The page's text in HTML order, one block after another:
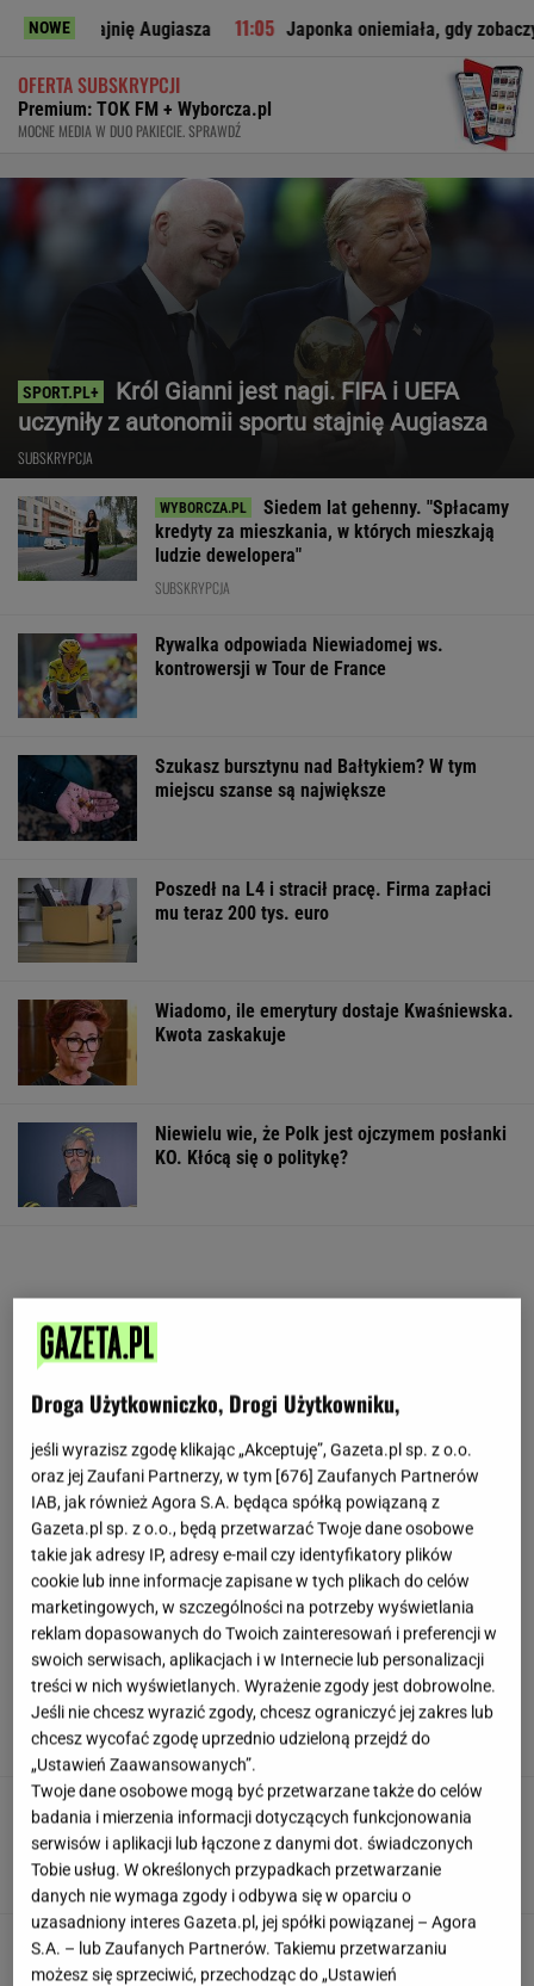
NOWE Japonka oniemiała, gdy zobaczyła to w polskim
OFERTA SUBSKRYPCJI
Premium: TOK FM + Wyborcza.pl
MOCNE MEDIA W DUO PAKIECIE. SPRAWDŹ
Król Gianni jest nagi. FIFA i UEFA
uczyniły z autonomii sportu stajnię Augiasza
SUBSKRYPCJA
Siedem lat gehenny. "Spłacamy
kredyty za mieszkania, w których mieszkają
ludzie dewelopera"
SUBSKRYPCJA
Rywalka odpowiada Niewiadomej ws.
kontrowersji w Tour de France
Szukasz bursztynu nad Bałtykiem? W tym
miejscu szanse są największe
Poszedł na L4 i stracił pracę. Firma zapłaci
mu teraz 200 tys. euro
Wiadomo, ile emerytury dostaje Kwaśniewska.
Kwota zaskakuje
Niewielu wie, że Polk jest ojczymem posłanki
KO. Kłócą się o politykę?
Nowy sojusz na Bliskim Wschodzie. Chcą być
jak NATO
Zamówili produkty za pół
miliona. Ekspert ocenia składniki, które trafią
do kuchni prezydenta
ALEKSANDRA PIETROW
Quiz czytelniczy. Te tytuły powinien znać
każdy wykształcony człowiek!
Droga Użytkowniczko, Drogi Użytkowniku,
jeśli wyrazisz zgodę klikając „Akceptuję”, Gazeta.pl sp. z o.o.
oraz jej Zaufani Partnerzy, w tym [676] Zaufanych Partnerów
IAB, jak również Agora S.A. będąca spółką powiązaną z
Gazeta.pl sp. z o.o., będą przetwarzać Twoje dane osobowe
takie jak adresy IP, adresy e-mail czy identyfikatory plików
cookie lub inne informacje zapisane w tych plikach do celów
marketingowych, w szczególności na potrzeby wyświetlania
reklam dopasowanych do Twoich zainteresowań i preferencji w
swoich serwisach, aplikacjach i w Internecie lub personalizacji
treści w nich wyświetlanych. Wyrażenie zgody jest dobrowolne.
Jeśli nie chcesz wyrazić zgody, chcesz ograniczyć jej zakres lub
chcesz wycofać zgodę uprzednio udzieloną przejdź do
„Ustawień Zaawansowanych”.
Twoje dane osobowe mogą być przetwarzane także do celów
badania i mierzenia informacji dotyczących funkcjonowania
serwisów i aplikacji lub łączone z danymi dot. świadczonych
Tobie usług. W określonych przypadkach przetwarzanie
danych nie wymaga zgody i odbywa się w oparciu o
uzasadniony interes Gazeta.pl, jej spółki powiązanej – Agora
S.A. – lub Zaufanych Partnerów. Takiemu przetwarzaniu
możesz się sprzeciwić, przechodząc do „Ustawień